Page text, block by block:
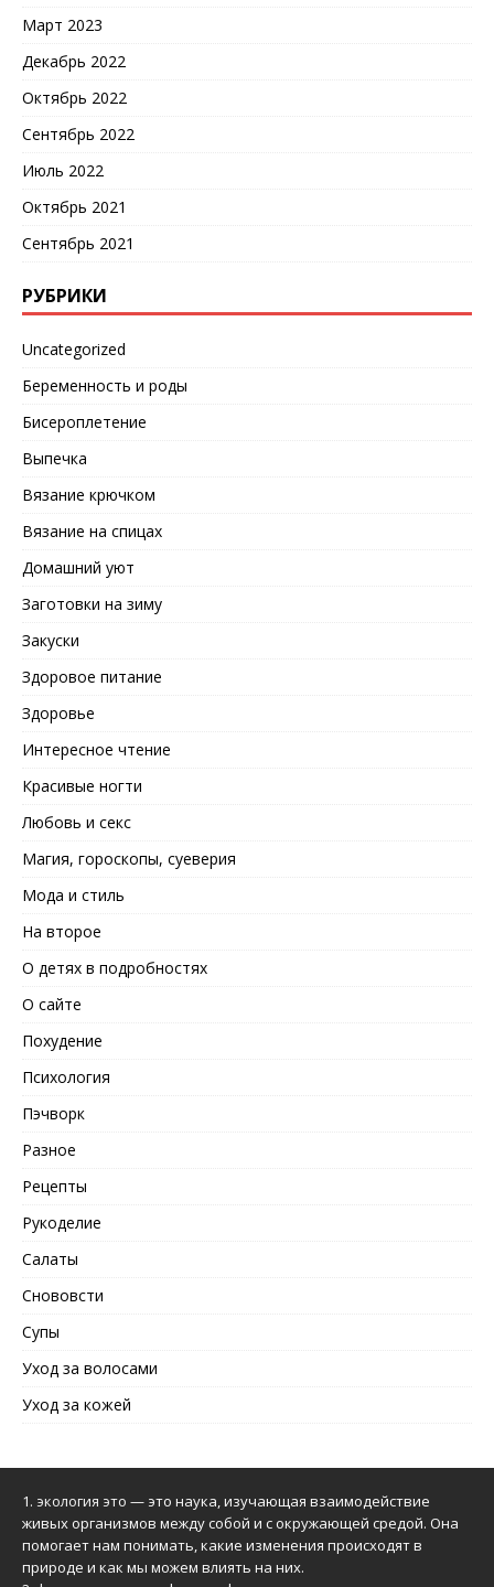
Март 2023
Декабрь 2022
Октябрь 2022
Сентябрь 2022
Июль 2022
Октябрь 2021
Сентябрь 2021
РУБРИКИ
Uncategorized
Беременность и роды
Бисероплетение
Выпечка
Вязание крючком
Вязание на спицах
Домашний уют
Заготовки на зиму
Закуски
Здоровое питание
Здоровье
Интересное чтение
Красивые ногти
Любовь и секс
Магия, гороскопы, суеверия
Мода и стиль
На второе
О детях в подробностях
О сайте
Похудение
Психология
Пэчворк
Разное
Рецепты
Рукоделие
Салаты
Снововсти
Супы
Уход за волосами
Уход за кожей
1. экология это — это наука, изучающая взаимодействие
живых организмов между собой и с окружающей средой. Она
помогает нам понимать, какие изменения происходят в
природе и как мы можем влиять на них.